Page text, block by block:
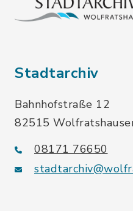
Stadtarchiv
Bahnhofstraße 12
82515
08171 76650